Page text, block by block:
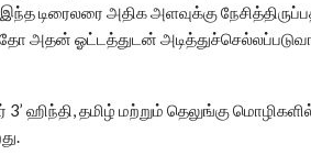
இந்த டிரைலரை அதிக அளவுக்கு
அதன் ஓட்டத்துடன்
ஹிந்தி, தமிழ் மற்றும் தெலுங்கு